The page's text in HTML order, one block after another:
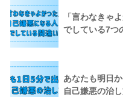
「言わなきゃ
でしている7つ
あなたも明日
自己嫌悪の治